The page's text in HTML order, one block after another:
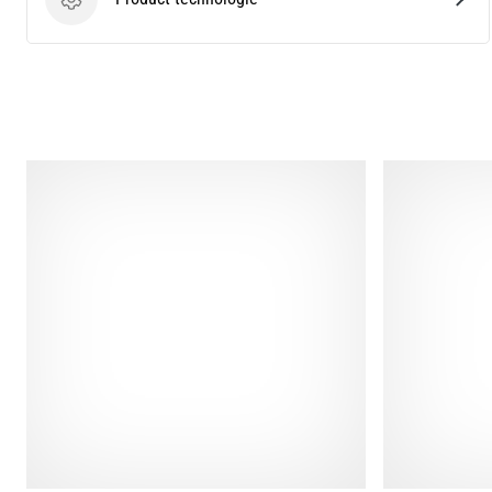
Product technologie